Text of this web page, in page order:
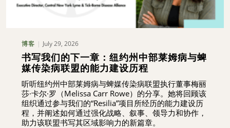
博客 July 29, 2026
书写我们的下一章：纽约州中部莱姆病与蜱
媒传染病联盟的能力建设历程
听听纽约州中部莱姆病与蜱媒传染病联盟执行董事梅丽
莎·卡尔·罗（Melissa Carr Rowe）的分享。她将回顾该
组织通过参与我们的“Resilia”项目所经历的能力建设历
程，并阐述如何通过强化战略、叙事、领导力和协作，
助力该联盟书写其区域影响力的新篇章。